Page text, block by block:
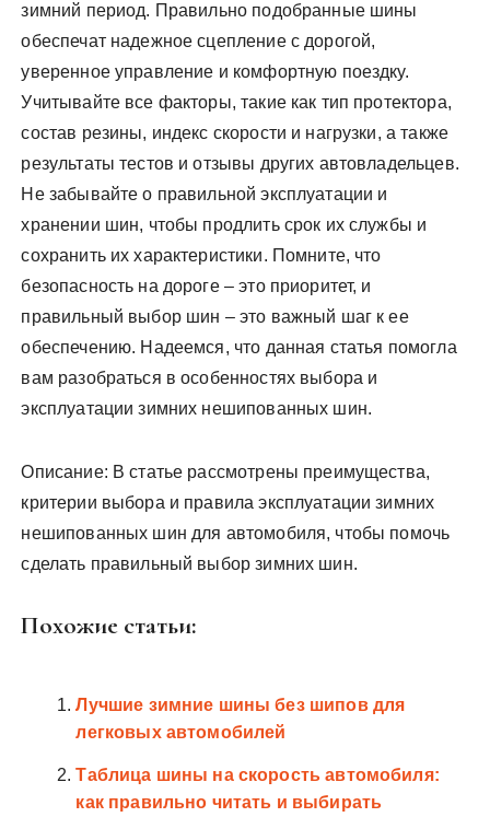
зимний период. Правильно подобранные шины
обеспечат надежное сцепление с дорогой,
уверенное управление и комфортную поездку.
Учитывайте все факторы, такие как тип протектора,
состав резины, индекс скорости и нагрузки, а также
результаты тестов и отзывы других автовладельцев.
Не забывайте о правильной эксплуатации и
хранении шин, чтобы продлить срок их службы и
сохранить их характеристики. Помните, что
безопасность на дороге – это приоритет, и
правильный выбор шин – это важный шаг к ее
обеспечению. Надеемся, что данная статья помогла
вам разобраться в особенностях выбора и
эксплуатации зимних нешипованных шин.
Описание: В статье рассмотрены преимущества,
критерии выбора и правила эксплуатации зимних
нешипованных шин для автомобиля, чтобы помочь
сделать правильный выбор зимних шин.
Похожие статьи:
Лучшие зимние шины без шипов для
легковых автомобилей
Таблица шины на скорость автомобиля:
как правильно читать и выбирать